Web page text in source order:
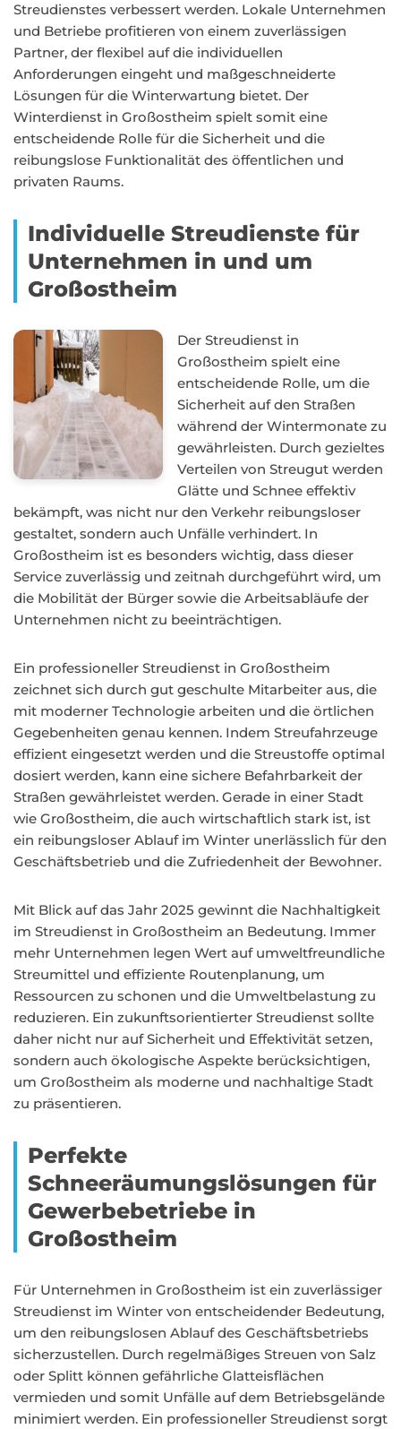
Streudienstes verbessert werden. Lokale Unternehmen
und Betriebe profitieren von einem zuverlässigen
Partner, der flexibel auf die individuellen
Anforderungen eingeht und maßgeschneiderte
Lösungen für die Winterwartung bietet. Der
Winterdienst in Großostheim spielt somit eine
entscheidende Rolle für die Sicherheit und die
reibungslose Funktionalität des öffentlichen und
privaten Raums.
Individuelle Streudienste für
Unternehmen in und um
Großostheim
Der Streudienst in
Großostheim spielt eine
entscheidende Rolle, um die
Sicherheit auf den Straßen
während der Wintermonate zu
gewährleisten. Durch gezieltes
Verteilen von Streugut werden
Glätte und Schnee effektiv
bekämpft, was nicht nur den Verkehr reibungsloser
gestaltet, sondern auch Unfälle verhindert. In
Großostheim ist es besonders wichtig, dass dieser
Service zuverlässig und zeitnah durchgeführt wird, um
die Mobilität der Bürger sowie die Arbeitsabläufe der
Unternehmen nicht zu beeinträchtigen.
Ein professioneller Streudienst in Großostheim
zeichnet sich durch gut geschulte Mitarbeiter aus, die
mit moderner Technologie arbeiten und die örtlichen
Gegebenheiten genau kennen. Indem Streufahrzeuge
effizient eingesetzt werden und die Streustoffe optimal
dosiert werden, kann eine sichere Befahrbarkeit der
Straßen gewährleistet werden. Gerade in einer Stadt
wie Großostheim, die auch wirtschaftlich stark ist, ist
ein reibungsloser Ablauf im Winter unerlässlich für den
Geschäftsbetrieb und die Zufriedenheit der Bewohner.
Mit Blick auf das Jahr 2025 gewinnt die Nachhaltigkeit
im Streudienst in Großostheim an Bedeutung. Immer
mehr Unternehmen legen Wert auf umweltfreundliche
Streumittel und effiziente Routenplanung, um
Ressourcen zu schonen und die Umweltbelastung zu
reduzieren. Ein zukunftsorientierter Streudienst sollte
daher nicht nur auf Sicherheit und Effektivität setzen,
sondern auch ökologische Aspekte berücksichtigen,
um Großostheim als moderne und nachhaltige Stadt
zu präsentieren.
Perfekte
Schneeräumungslösungen für
Gewerbebetriebe in
Großostheim
Für Unternehmen in Großostheim ist ein zuverlässiger
Streudienst im Winter von entscheidender Bedeutung,
um den reibungslosen Ablauf des Geschäftsbetriebs
sicherzustellen. Durch regelmäßiges Streuen von Salz
oder Splitt können gefährliche Glatteisflächen
vermieden und somit Unfälle auf dem Betriebsgelände
minimiert werden. Ein professioneller Streudienst sorgt